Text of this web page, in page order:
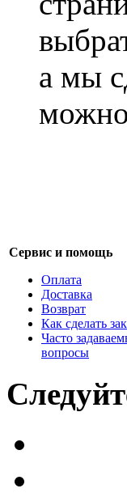
а мы
можно
Сервис и помощь
Оплата
Доставка
Возврат
Как сделать
Часто
вопросы